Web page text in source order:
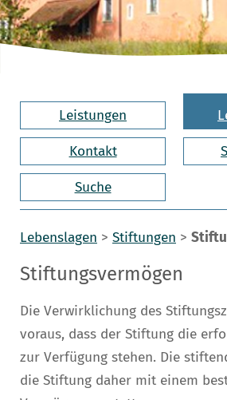
Leistungen
Kontakt
Suche
Lebenslagen > Stiftungen >
Stiftungsvermögen
Die Verwirklichung des
voraus, dass der Stiftung die
zur Verfügung stehen. Die
die Stiftung daher mit einem